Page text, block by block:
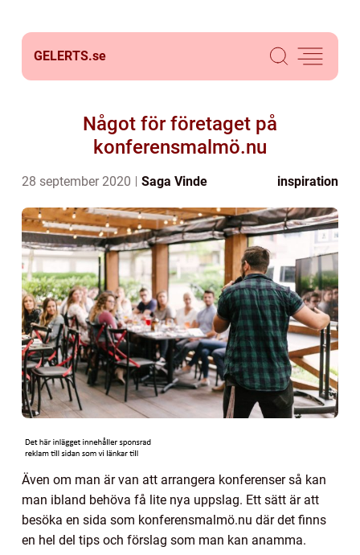
GELERTS.se
Något för företaget på
konferensmalmö.nu
28 september 2020 Saga Vinde inspiration
Även om man är van att arrangera konferenser så kan
man ibland behöva få lite nya uppslag. Ett sätt är att
besöka en sida som konferensmalmö.nu där det finns
en hel del tips och förslag som man kan anamma.